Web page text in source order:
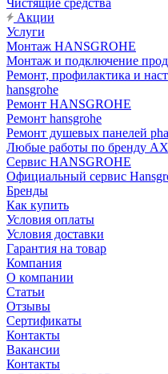
Чистящие средства
Акции
Услуги
Монтаж HANSGROHE
Монтаж и подключение
Ремонт, профилактика и
hansgrohe
Ремонт HANSGROHE
Ремонт hansgrohe
Ремонт душевых панелей
Любые работы по бренду
Сервис HANSGROHE
Официальный сервис
Бренды
Как купить
Условия оплаты
Условия доставки
Гарантия на товар
Компания
О компании
Статьи
Отзывы
Сертификаты
Контакты
Вакансии
Контакты